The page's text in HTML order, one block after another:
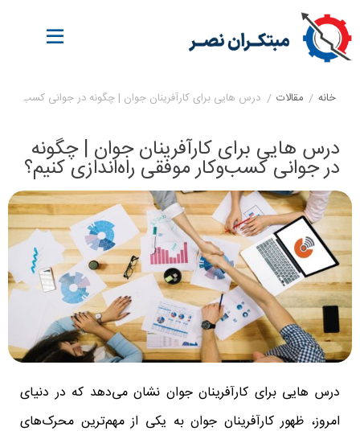
خانه / مقالات / درس‌ هایی برای کارآفرینان جوان | چگونه در جوانی کسب‌وکار
درس‌ هایی برای کارآفرینان جوان | چگونه
در جوانی کسب‌وکار موفقی راه‌اندازی کنیم؟
درس‌ هایی برای کارآفرینان جوان نشان می‌دهد که در دنیای
امروز، ظهور کارآفرینان جوان به یکی از مهم‌ترین محرک‌های